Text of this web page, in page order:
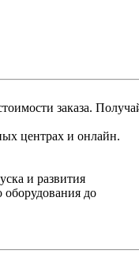
заказа.
центрах и онлайн.
и развития
оборудования до